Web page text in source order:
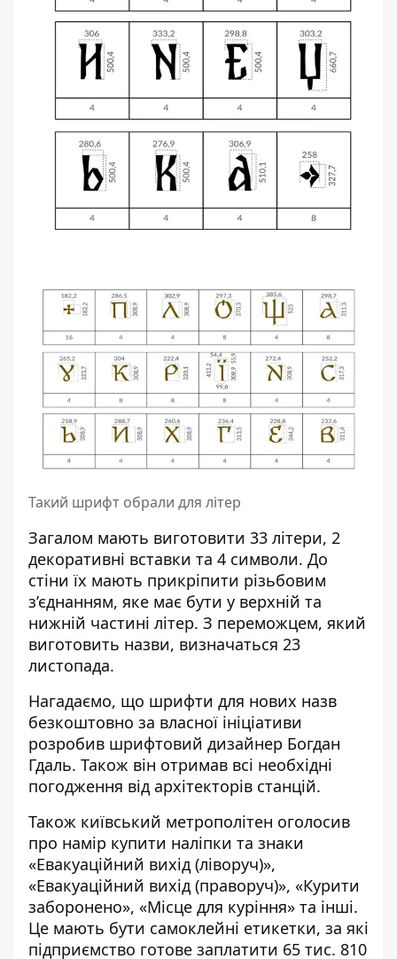
Такий шрифт обрали для літер
Загалом мають виготовити 33 літери, 2
декоративні вставки та 4 символи. До
стіни їх мають прикріпити різьбовим
з’єднанням, яке має бути у верхній та
нижній частині літер. З переможцем, який
виготовить назви, визначаться 23
листопада.
Нагадаємо, що шрифти для нових назв
безкоштовно за власної ініціативи
розробив шрифтовий дизайнер Богдан
Гдаль. Також він отримав всі необхідні
погодження від архітекторів станцій.
Також київський метрополітен оголосив
про намір купити наліпки та знаки
«Евакуаційний вихід (ліворуч)»,
«Евакуаційний вихід (праворуч)», «Курити
заборонено», «Місце для куріння» та інші.
Це мають бути самоклейні етикетки, за які
підприємство готове заплатити 65 тис. 810